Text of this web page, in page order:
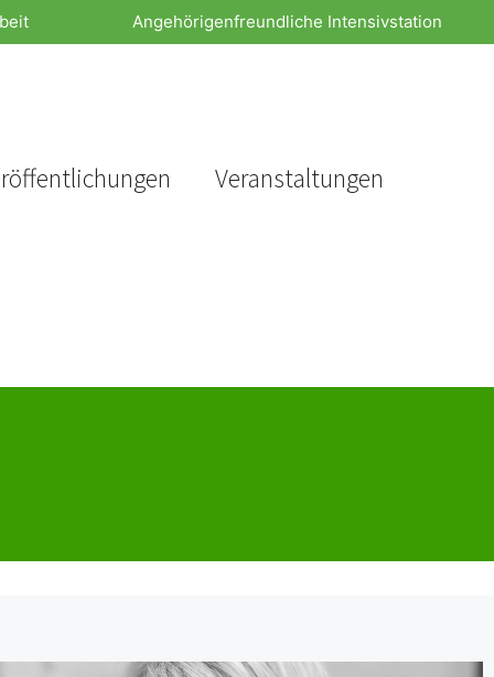
Angehörigenfreundliche Intensivstation
Veranstaltungen